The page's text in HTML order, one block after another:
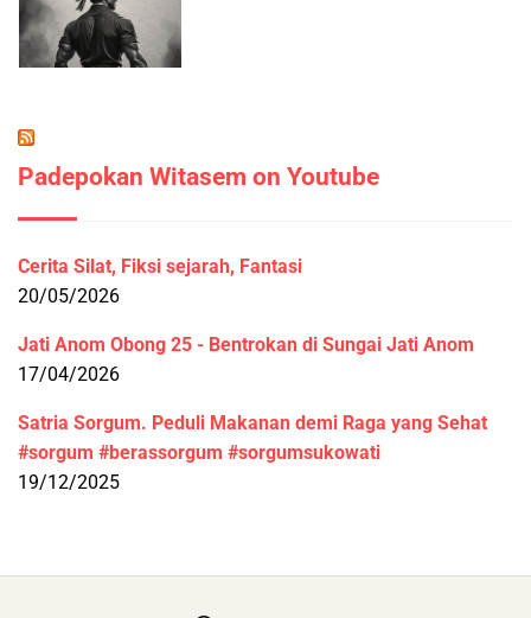
Padepokan Witasem on Youtube
Cerita Silat, Fiksi sejarah, Fantasi
20/05/2026
Jati Anom Obong 25 - Bentrokan di Sungai Jati Anom
17/04/2026
Satria Sorgum. Peduli Makanan demi Raga yang Sehat
#sorgum #berassorgum #sorgumsukowati
19/12/2025